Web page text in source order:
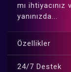
mı
yanınızda...
Özellikler
24/7 Destek